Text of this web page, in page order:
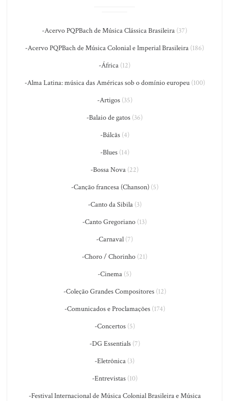
-Acervo PQPBach de Música Clássica Brasileira (37)
-Acervo PQPBach de Música Colonial e Imperial Brasileira (186)
-África (12)
-Alma Latina: música das Américas sob o domínio europeu(100)
-Artigos(35)
-Balaio de gatos (36)
-Bálcãs(4)
-Blues(14)
-Bossa Nova (22)
-Canção francesa (Chanson)(5)
-Canto da Sibila(3)
-Canto Gregoriano (13)
-Carnaval (7)
-Choro / Chorinho (21)
-Cinema (5)
-Coleção Grandes Compositores(12)
-Comunicados e Proclamações(174)
-Concertos(5)
-DG Essentials(7)
-Eletrônica (3)
-Entrevistas(10)
-Festival Internacional de Música Colonial Brasileira e Música